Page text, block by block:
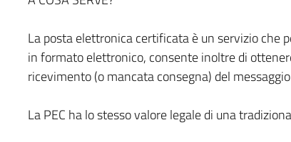
La posta elettronica certificata è un servizio che
in formato elettronico, consente inoltre di
ricevimento (o mancata consegna) del
La PEC ha lo stesso valore legale di una